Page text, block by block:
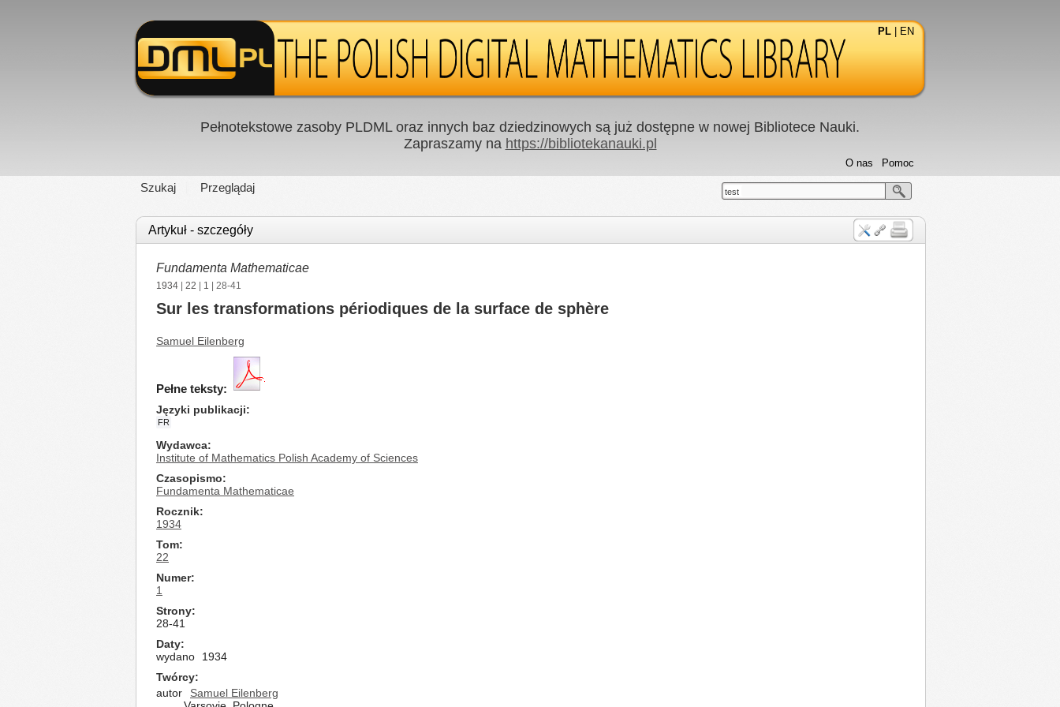
PL EN
Pełnotekstowe zasoby PLDML oraz innych baz dziedzinowych są już dostępne w nowej Bibliotece Nauki.
Zapraszamy na https://bibliotekanauki.pl
Szukaj Przeglądaj
Pomoc
O nas
test
Artykuł - szczegóły
Fundamenta Mathematicae
1934 22 1 | 28-41
Sur les transformations périodiques de la surface de sphère
Samuel Eilenberg
Pełne teksty:
Języki publikacji
FR
Wydawca
Institute of Mathematics Polish Academy of Sciences
Czasopismo
Fundamenta Mathematicae
Rocznik
1934
Tom
22
Numer
1
Strony
28-41
Daty
wydano
1934
Twórcy
autor
Samuel Eilenberg